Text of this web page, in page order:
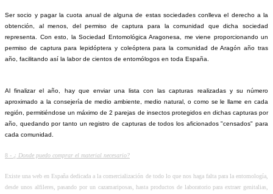
Ser socio y pagar la cuota anual de alguna de estas sociedades conlleva el derecho a la
obtención, al menos, del permiso de captura para la comunidad que dicha sociedad
representa. Con esto, la Sociedad Entomológica Aragonesa, me viene proporcionando un
permiso de captura para lepidóptera y coleóptera para la comunidad de Aragón año tras
año, facilitando así la labor de cientos de entomólogos en toda España.
Al finalizar el año, hay que enviar una lista con las capturas realizadas y su número
aproximado a la consejería de medio ambiente, medio natural, o como se le llame en cada
región, permitiéndose un máximo de 2 parejas de insectos protegidos en dichas capturas por
año, quedando por tanto un registro de capturas de todos los aficionados "censados" para
cada comunidad.
8 - ¿ Donde puedo comprar el material necesario?
Existe una web en España dedicada a la comercialización de todo lo que nos haga falta para la entomología,
desde unos alfileres, pasando por un cazamariposas, hasta productos de laboratorio para extraer genitalias,